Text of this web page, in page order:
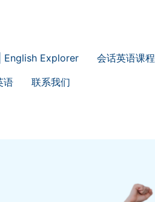
English Explorer 会话英语课程
语 联系我们